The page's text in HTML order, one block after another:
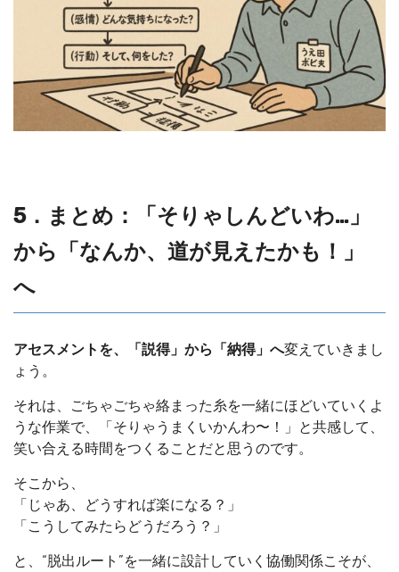
5．まとめ：「そりゃしんどいわ…」
から「なんか、道が見えたかも！」
へ
アセスメントを、「説得」から「納得」へ変えていきまし
ょう。
それは、ごちゃごちゃ絡まった糸を一緒にほどいていくよ
うな作業で、「そりゃうまくいかんわ〜！」と共感して、
笑い合える時間をつくることだと思うのです。
そこから、
「じゃあ、どうすれば楽になる？」
「こうしてみたらどうだろう？」
と、“脱出ルート”を一緒に設計していく協働関係こそが、